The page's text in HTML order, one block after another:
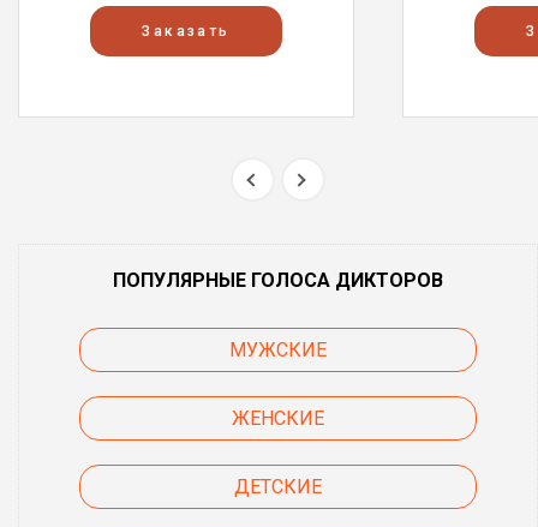
Заказать
ПОПУЛЯРНЫЕ ГОЛОСА ДИКТОРОВ
МУЖСКИЕ
ЖЕНСКИЕ
ДЕТСКИЕ